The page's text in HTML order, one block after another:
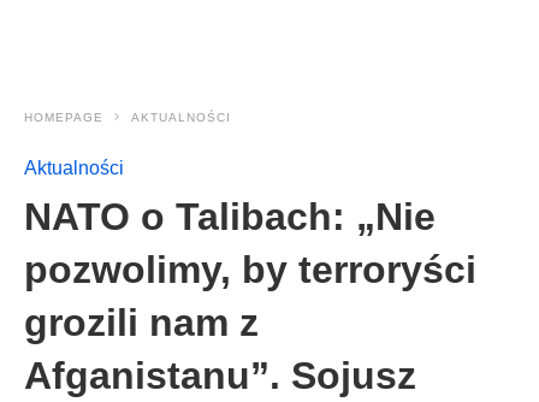
HOMEPAGE AKTUALNOŚCI
Aktualności
NATO o Talibach: „Nie
pozwolimy, by terroryści
grozili nam z
Afganistanu”. Sojusz